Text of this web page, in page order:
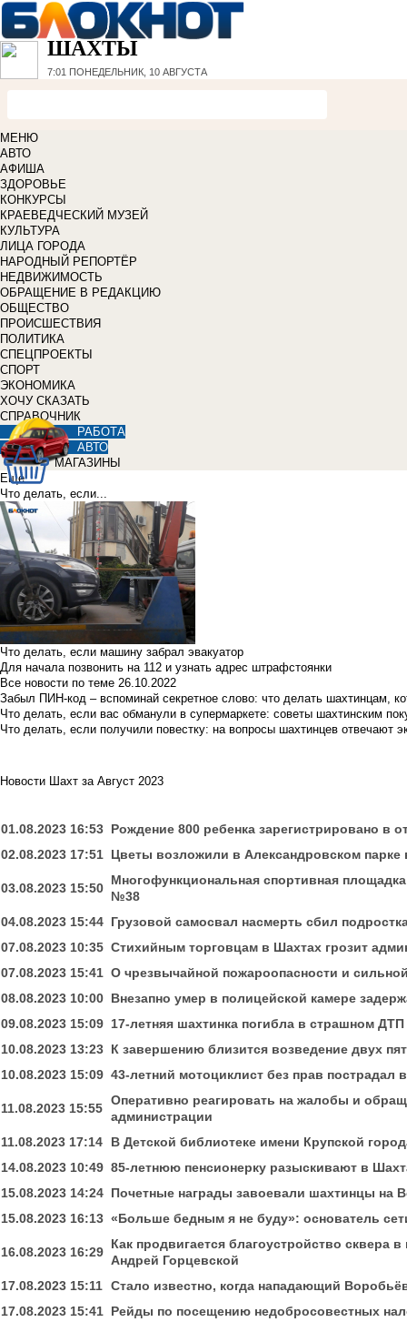
ШАХТЫ
7:01 ПОНЕДЕЛЬНИК, 10 АВГУСТА
МЕНЮ
АВТО
АФИША
ЗДОРОВЬЕ
КОНКУРСЫ
КРАЕВЕДЧЕСКИЙ МУЗЕЙ
КУЛЬТУРА
ЛИЦА ГОРОДА
НАРОДНЫЙ РЕПОРТЁР
НЕДВИЖИМОСТЬ
ОБРАЩЕНИЕ В РЕДАКЦИЮ
ОБЩЕСТВО
ПРОИСШЕСТВИЯ
ПОЛИТИКА
СПЕЦПРОЕКТЫ
СПОРТ
ЭКОНОМИКА
ХОЧУ СКАЗАТЬ
СПРАВОЧНИК
РАБОТА
АВТО
МАГАЗИНЫ
Еще
Что делать, если...
Что делать, если машину забрал эвакуатор
Для начала позвонить на 112 и узнать адрес штрафстоянки
Все новости по теме 26.10.2022
Забыл ПИН-код – вспоминай секретное слово: что делать шахтинцам,
Что делать, если вас обманули в супермаркете: советы шахтинским
Что делать, если получили повестку: на вопросы шахтинцев отвечают
Новости Шахт за Август 2023
01.08.2023 16:53 Рождение 800 ребенка зарегистрировано в
02.08.2023 17:51 Цветы возложили в Александровском
03.08.2023 15:50
Многофункциональная спортивная
№38
04.08.2023 15:44 Грузовой самосвал насмерть сбил
07.08.2023 10:35 Стихийным торговцам в Шахтах грозит
07.08.2023 15:41 О чрезвычайной пожароопасности и
08.08.2023 10:00 Внезапно умер в полицейской камере
09.08.2023 15:09 17-летняя шахтинка погибла в страшном
10.08.2023 13:23 К завершению близится возведение двух
10.08.2023 15:09 43-летний мотоциклист без прав
11.08.2023 15:55
Оперативно реагировать на жалобы и
администрации
11.08.2023 17:14
В Детской библиотеке имени Крупской
14.08.2023 10:49 85-летнюю пенсионерку разыскивают в
15.08.2023 14:24 Почетные награды завоевали шахтинцы на
15.08.2023 16:13 «Больше бедным я не буду»: основатель
16.08.2023 16:29
Как продвигается благоустройство сквера
Андрей Горцевской
17.08.2023 15:11 Стало известно, когда нападающий
17.08.2023 15:41 Рейды по посещению недобросовестных